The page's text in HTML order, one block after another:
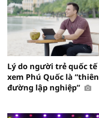
Lý do người trẻ quốc tế
xem Phú Quốc là “thiên
đường lập nghiệp”